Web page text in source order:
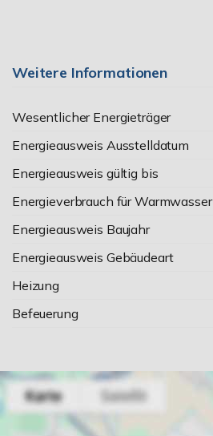
Weitere Informationen
Wesentlicher Energieträger
Energieausweis Ausstelldatum
Energieausweis gültig bis
Energieverbrauch für Warmwasser
Energieausweis Baujahr
Energieausweis Gebäudeart
Heizung
Befeuerung